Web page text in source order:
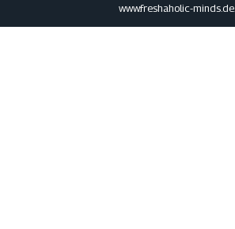
www.freshaholic-minds.de